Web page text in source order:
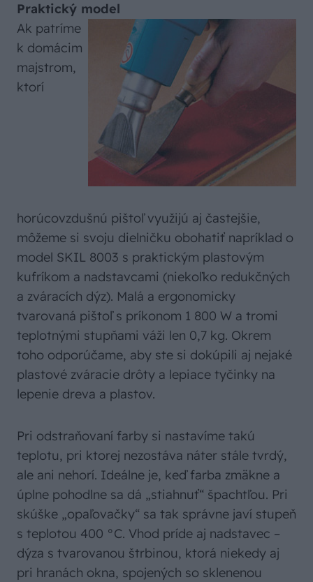
Praktický model
Ak patríme
k domácim
majstrom,
ktorí
horúcovzdušnú pištoľ využijú aj častejšie,
môžeme si svoju dielničku obohatiť napríklad o
model SKIL 8003 s praktickým plastovým
kufríkom a nadstavcami (niekoľko redukčných
a zváracích dýz). Malá a ergonomicky
tvarovaná pištoľ s príkonom 1 800 W a tromi
teplotnými stupňami váži len 0,7 kg. Okrem
toho odporúčame, aby ste si dokúpili aj nejaké
plastové zváracie drôty a lepiace tyčinky na
lepenie dreva a plastov.
Pri odstraňovaní farby si nastavíme takú
teplotu, pri ktorej nezostáva náter stále tvrdý,
ale ani nehorí. Ideálne je, keď farba zmäkne a
úplne pohodlne sa dá „stiahnuť“ špachtľou. Pri
skúške „opaľovačky“ sa tak správne javí stupeň
s teplotou 400 °C. Vhod príde aj nadstavec –
dýza s tvarovanou štrbinou, ktorá niekedy aj
pri hranách okna, spojených so sklenenou